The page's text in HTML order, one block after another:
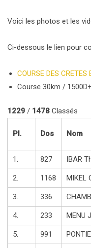
Voici les photos et les
Ci-dessous le lien pour
COURSE DES
Course 30km / 1500D+
1229 / 1478 Classés
Pl. Dos Nom
1. 827 IBAR
2. 1168 MIKEL
3. 336
4. 233 MENU
5. 991